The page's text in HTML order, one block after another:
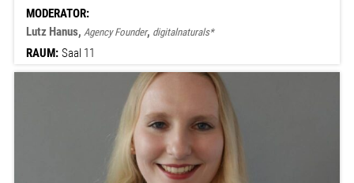
MODERATOR:
Lutz Hanus, Agency Founder, digitalnaturals*
RAUM: Saal 11